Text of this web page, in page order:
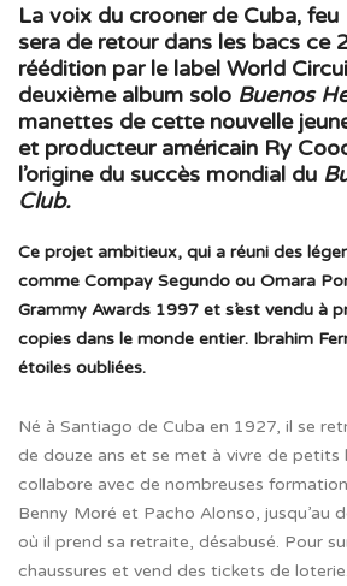
La voix du crooner de Cuba, feu
sera de retour dans les bacs ce
réédition par le label World
deuxième album solo Buenos
manettes de cette nouvelle
et producteur américain Ry
l’origine du succès mondial du
Club.
Ce projet ambitieux, qui a réuni des
comme Compay Segundo ou Omara
Grammy Awards 1997 et s’est vendu à
copies dans le monde entier. Ibrahim
étoiles oubliées.
Né à Santiago de Cuba en 1927, il se
de douze ans et se met à vivre de
collabore avec de nombreuses
Benny Moré et Pacho Alonso, jusqu’au
où il prend sa retraite, désabusé. Pour
chaussures et vend des tickets de